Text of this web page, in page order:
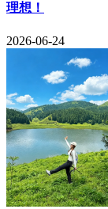
理想！
2026-06-24